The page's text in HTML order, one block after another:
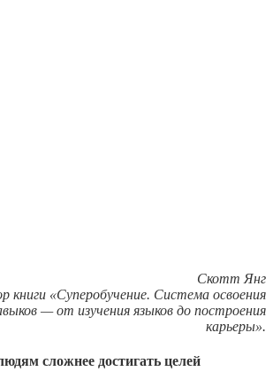
Скотт Янг
книги «Суперобучение. Система освоения
— от изучения языков до построения
карьеры».
сложнее достигать целей